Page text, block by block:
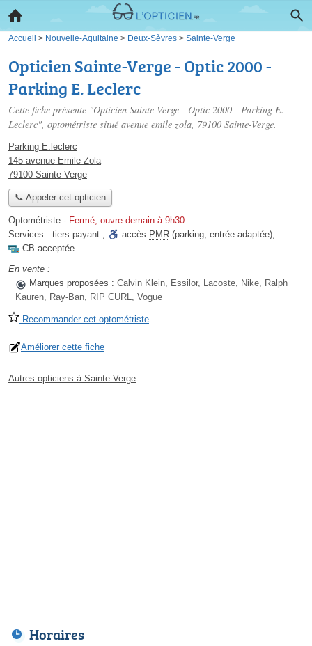
Accueil > Nouvelle-Aquitaine > Deux-Sèvres > Sainte-Verge
Opticien Sainte-Verge - Optic 2000 -
Parking E. Leclerc
Cette fiche présente "Opticien Sainte-Verge - Optic 2000 - Parking E.
Leclerc", optométriste situé avenue emile zola, 79100 Sainte-Verge.
Parking E.leclerc
145 avenue Emile Zola
79100 Sainte-Verge
📞 Appeler cet opticien
Optométriste - Fermé, ouvre demain à 9h30
Services : tiers payant , accès PMR (parking, entrée adaptée),
CB acceptée
En vente :
Marques proposées : Calvin Klein, Essilor, Lacoste, Nike, Ralph
Kauren, Ray-Ban, RIP CURL, Vogue
Recommander cet optométriste
Améliorer cette fiche
Autres opticiens à Sainte-Verge
Horaires